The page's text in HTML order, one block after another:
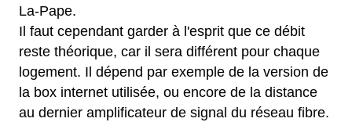
La-Pape.
Il faut cependant garder à l'esprit que ce débit
reste théorique, car il sera différent pour chaque
logement. Il dépend par exemple de la version de
la box internet utilisée, ou encore de la distance
au dernier amplificateur de signal du réseau fibre.